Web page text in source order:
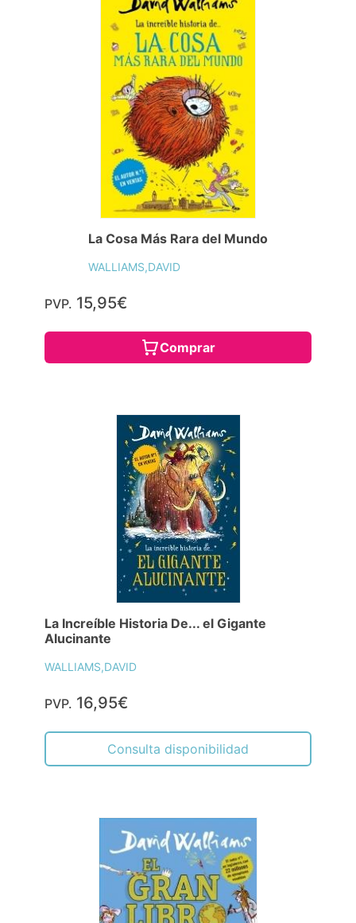
La Cosa Más Rara del Mundo
WALLIAMS,DAVID
PVP. 15,95€
Comprar
La Increíble Historia De... el Gigante
Alucinante
WALLIAMS,DAVID
PVP. 16,95€
Consulta disponibilidad